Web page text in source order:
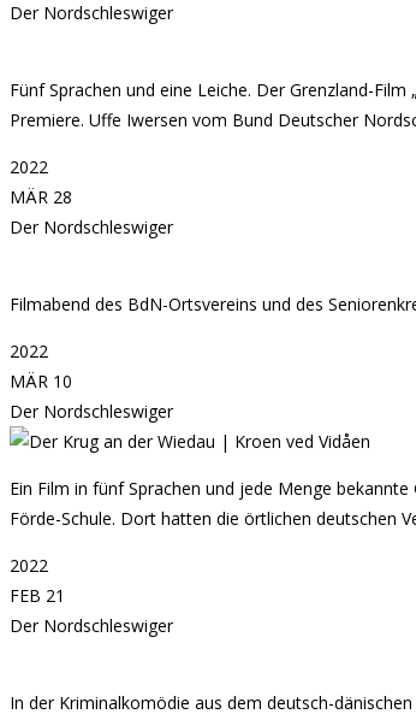
Der Nordschleswiger
Fünf Sprachen und eine Leiche. Der Grenzland-
Premiere. Uffe Iwersen vom Bund Deutscher
2022
MÄR 28
Der Nordschleswiger
Filmabend des BdN-Ortsvereins und des
2022
MÄR 10
Der Nordschleswiger
Ein Film in fünf Sprachen und jede Menge
Förde-Schule. Dort hatten die örtlichen deutschen
2022
FEB 21
Der Nordschleswiger
In der Kriminalkomödie aus dem deutsch-